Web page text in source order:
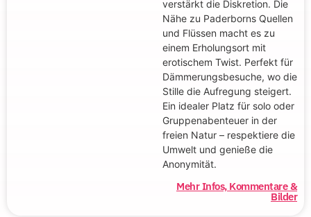
verstärkt die Diskretion. Die
Nähe zu Paderborns Quellen
und Flüssen macht es zu
einem Erholungsort mit
erotischem Twist. Perfekt für
Dämmerungsbesuche, wo die
Stille die Aufregung steigert.
Ein idealer Platz für solo oder
Gruppenabenteuer in der
freien Natur – respektiere die
Umwelt und genieße die
Anonymität.
Mehr Infos, Kommentare &
Bilder